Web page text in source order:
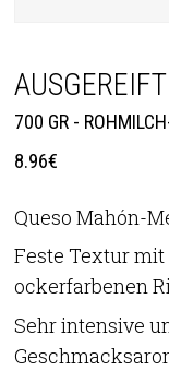
700 GR -
8.96€
Queso Mahón-
Feste Textur
ockerfarbenen
Sehr intensive